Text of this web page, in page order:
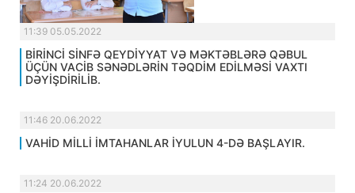
11:39 05.05.2022
BİRİNCİ SİNFƏ QEYDİYYAT VƏ MƏKTƏBLƏRƏ QƏBUL
ÜÇÜN VACİB SƏNƏDLƏRİN TƏQDİM EDİLMƏSİ VAXTI
DƏYİŞDİRİLİB.
11:46 20.06.2022
VAHİD MİLLİ İMTAHANLAR İYULUN 4-DƏ BAŞLAYIR.
11:24 20.06.2022